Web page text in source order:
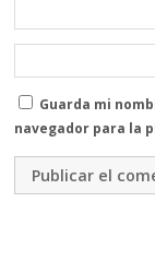
Guarda mi
navegador para la